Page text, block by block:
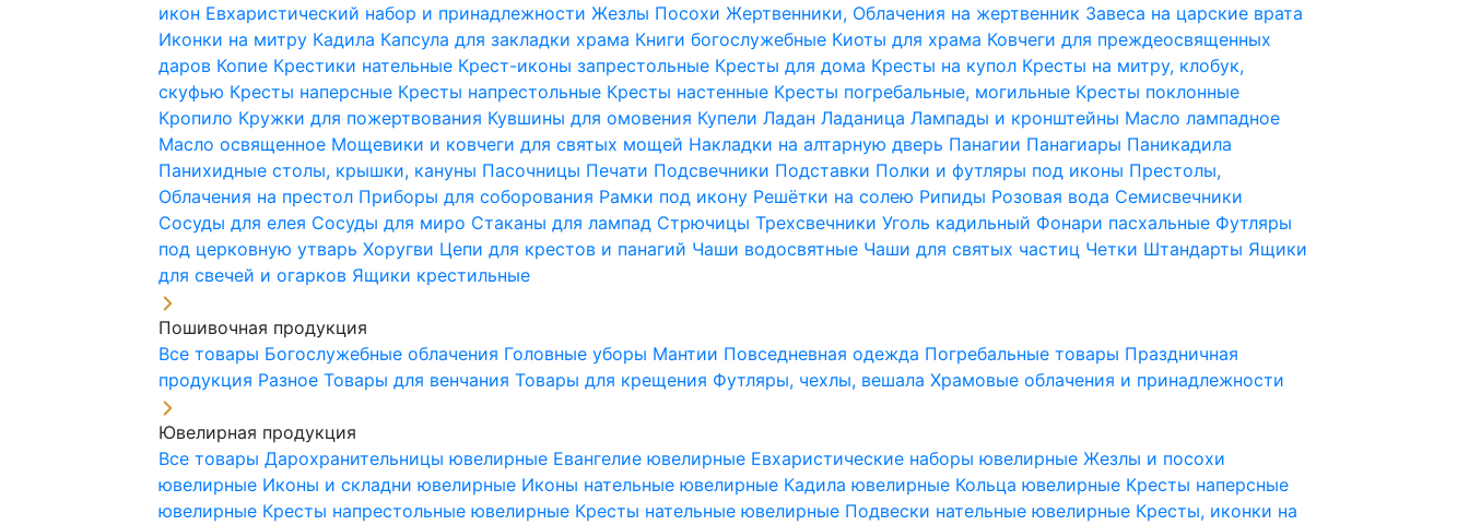
икон Евхаристический набор и принадлежностиЖезлы ПосохиЖертвенники, Облачения на жертвенник Завеса на царские врата
Иконки на митру Кадила Капсула для закладки храма Книги богослужебные Киоты для храма Ковчеги для преждеосвященных
даров Копие Крестики нательные Крест-иконы запрестольные Кресты для дома Кресты на купол Кресты на митру, клобук,
скуфью Кресты наперсные Кресты напрестольные Кресты настенные Кресты погребальные, могильные Кресты поклонные
Кропило Кружки для пожертвования Кувшины для омовения КупелиЛаданЛаданицаЛампады и кронштейны Масло лампадное
Масло освященное Мощевики и ковчеги для святых мощей Накладки на алтарную дверь Панагии Панагиары Паникадила
Панихидные столы, крышки, кануны Пасочницы Печати Подсвечники Подставки Полки и футляры под иконы Престолы,
Облачения на престол Приборы для соборования Рамки под икону Решётки на солею Рипиды Розовая вода Семисвечники
Сосуды для елея Сосуды для миро Стаканы для лампад СтрючицыТрехсвечникиУголь кадильный Фонари пасхальные Футляры
под церковную утварьХоругви Цепи для крестов и панагий Чаши водосвятные Чаши для святых частиц Четки Штандарты Ящики
для свечей и огарков Ящики крестильные
Пошивочная продукция
Все товары Богослужебные облачения Головные уборы Мантии Повседневная одежда Погребальные товары Праздничная
продукция РазноеТовары для венчанияТовары для крещения Футляры, чехлы, вешалаХрамовые облачения и принадлежности
Ювелирная продукция
Все товарыДарохранительницы ювелирные Евангелие ювелирные Евхаристические наборы ювелирныеЖезлы и посохи
ювелирные Иконы и складни ювелирные Иконы нательные ювелирные Кадила ювелирные Кольца ювелирные Кресты наперсные
ювелирные Кресты напрестольные ювелирные Кресты нательные ювелирные Подвески нательные ювелирные Кресты, иконки на